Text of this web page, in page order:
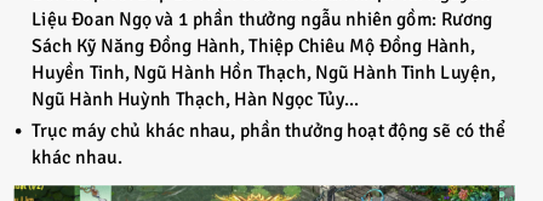
Liệu Đoan Ngọ và 1 phần thưởng ngẫu nhiên gồm: Rương
Sách Kỹ Năng Đồng Hành, Thiệp Chiêu Mộ Đồng Hành,
Huyền Tinh, Ngũ Hành Hồn Thạch, Ngũ Hành Tinh Luyện,
Ngũ Hành Huỳnh Thạch, Hàn Ngọc Tủy...
Trục máy chủ khác nhau, phần thưởng hoạt động sẽ có thể
khác nhau.